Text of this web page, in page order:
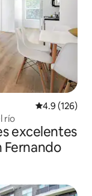
Calificación
4.9 (126)
río
excelentes
Fernando